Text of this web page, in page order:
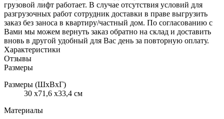
грузовой лифт работает. В случае отсутствия условий для
разгрузочных работ сотрудник доставки в праве выгрузить
заказ без заноса в квартиру/частный дом. По согласованию с
Вами мы можем вернуть заказ обратно на склад и доставить
вновь в другой удобный для Вас день за повторную оплату.
Характеристики
Отзывы
Размеры
Размеры (ШхВхГ)
30 x71,6 x33,4 см
Материалы